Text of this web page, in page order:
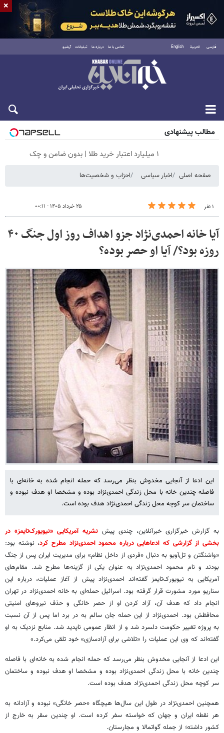
فارسی العربية English تماس با ما درباره ما تبلیغات آرشیو
جمعه ۱۶ مرداد ۱۴۰۵
مطالب پیشنهادی
۱ میلیارد اعتبار خرید طلا | بدون ضامن و چک
صفحه اصلی اخبار سیاسی احزاب و شخصیت‌ها
۱ نفر ۲۵ خرداد ۱۴۰۵ - ۰۰:۱۱
آیا خانه احمدی‌نژاد جزو اهداف روز اول جنگ ۴۰
روزه بود؟/ آیا او حصر بوده؟
این ادعا از آنجایی مخدوش بنظر می‌رسد که حمله انجام شده به خانه‌ای با
فاصله چندین خانه با محل زندگی احمدی‌نژاد بوده و مشخصا او هدف نبوده و
ساختمان سر کوچه محل زندگی احمدی‌نژاد هدف بوده است.
به گزارش خبرگزاری خبرآنلاین، چندی پیش نشریه آمریکایی «نیویورک‌تایمز» در
بخشی از گزارشی که ادعاهایی درباره محمود احمدی‌نژاد مطرح کرد، نوشته بود:
«واشنگتن و تل‌آویو به دنبال «فردی از داخل نظام» برای مدیریت ایران پس از جنگ
بودند و نام محمود احمدی‌نژاد به عنوان یکی از گزینه‌ها مطرح شد. مقام‌های
آمریکایی به نیویورک‌تایمز گفته‌اند احمدی‌نژاد پیش از آغاز عملیات، درباره این
سناریو مورد مشورت قرار گرفته بود. اسرائیل حمله‌ای به خانه احمدی‌نژاد در تهران
انجام داد که هدف آن، آزاد کردن او از حصر خانگی و حذف نیروهای امنیتی
محافظش بود. احمدی‌نژاد از این حمله جان سالم به در برد اما پس از آن نسبت
به پروژه تغییر حکومت دلسرد شد و از انظار عمومی ناپدید شد. منابع نزدیک به او
گفته‌اند که وی این عملیات را «تلاشی برای آزادسازی» خود تلقی می‌کرد.»
این ادعا از آنجایی مخدوش بنظر می‌رسد که حمله انجام شده به خانه‌ای با فاصله
چندین خانه با محل زندگی احمدی‌نژاد بوده و مشخصا او هدف نبوده و ساختمان
سر کوچه محل زندگی احمدی‌نژاد هدف بوده است.
همچنین احمدی‌نژاد در طول این سال‌ها هیچگاه «حصر خانگی» نبوده و آزادانه به
هر نقطه ایران و جهان که خواسته سفر کرده است. او چندین سقر به خارج از
کشور داشته؛ از جمله گواتمالا و مجارستان.
×